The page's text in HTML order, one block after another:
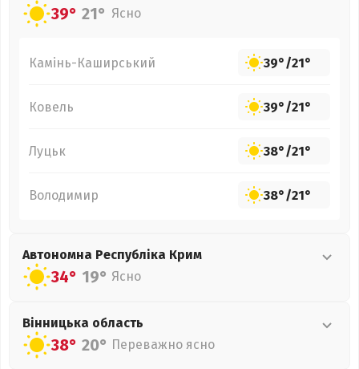
39° 21° Ясно
Камінь-Каширський 39°/21°
Ковель 39°/21°
Луцьк 38°/21°
Володимир 38°/21°
Автономна Республіка Крим
34° 19° Ясно
Вінницька область
38° 20° Переважно ясно